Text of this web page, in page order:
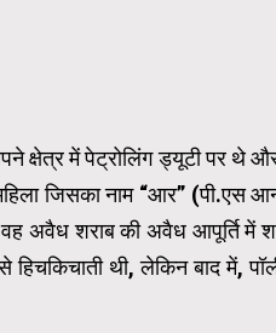
क्षेत्र में पेट्रोलिंग ड्यूटी पर थे
जिसका नाम “आर” (पी.एस
अवैध शराब की अवैध आपूर्ति में
थी, लेकिन बाद में,